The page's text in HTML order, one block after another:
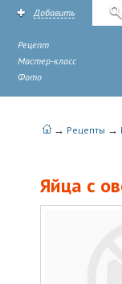
Добавить
Рецепт
Мастер-класс
Фото
→ Рецепты →
Яйца с